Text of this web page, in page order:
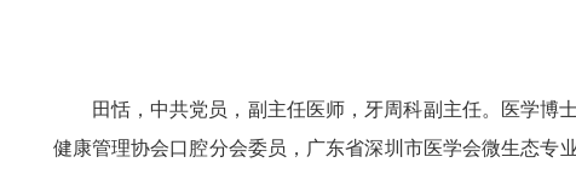
田恬，中共党员，副主任医师，牙周科副主任。医学博
健康管理协会口腔分会委员，广东省深圳市医学会微生态专